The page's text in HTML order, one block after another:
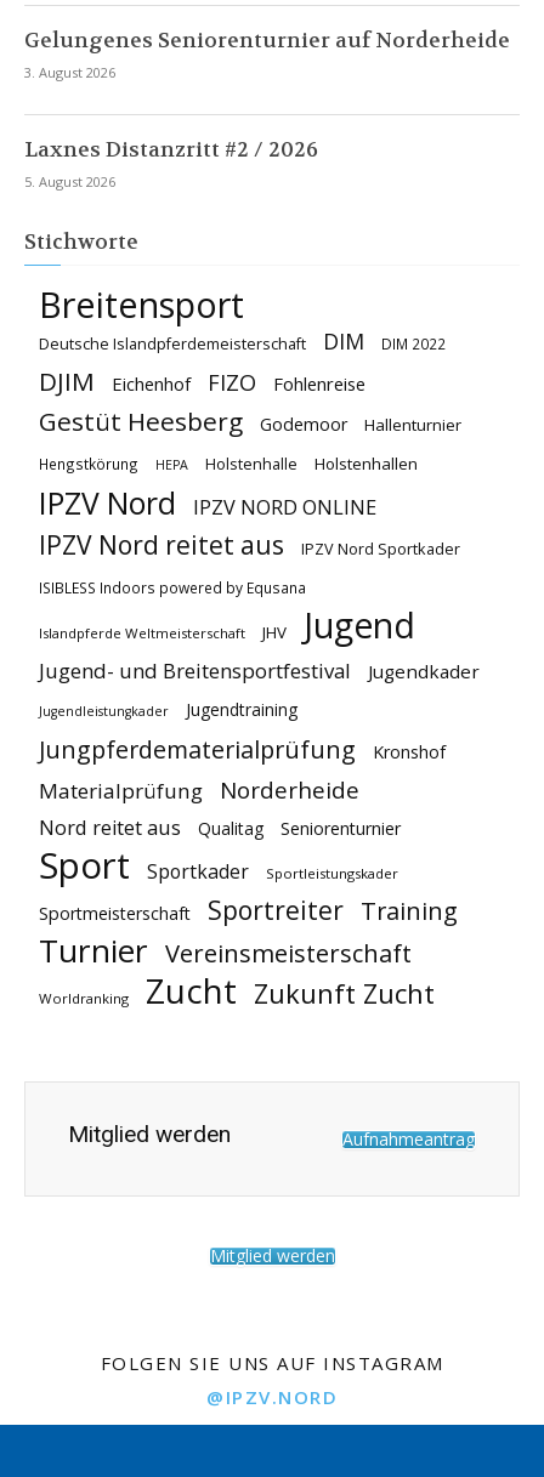
Gelungenes Seniorenturnier auf Norderheide
3. August 2026
Laxnes Distanzritt #2 / 2026
5. August 2026
Stichworte
Breitensport
Deutsche Islandpferdemeisterschaft DIM DIM 2022
DJIM Eichenhof FIZO Fohlenreise
Gestüt Heesberg Godemoor Hallenturnier
Hengstkörung HEPA Holstenhalle Holstenhallen
IPZV Nord IPZV NORD ONLINE
IPZV Nord reitet aus IPZV Nord Sportkader
ISIBLESS Indoors powered by Equsana
Islandpferde Weltmeisterschaft JHV Jugend
Jugend- und Breitensportfestival Jugendkader
Jugendleistungkader Jugendtraining
Jungpferdematerialprüfung Kronshof
Materialprüfung Norderheide
Nord reitet aus Qualitag Seniorenturnier
Sport Sportkader Sportleistungskader
Sportmeisterschaft Sportreiter Training
Turnier Vereinsmeisterschaft
Worldranking Zucht Zukunft Zucht
Mitglied werden Aufnahmeantrag
Mitglied werden
FOLGEN SIE UNS AUF INSTAGRAM
@IPZV.NORD